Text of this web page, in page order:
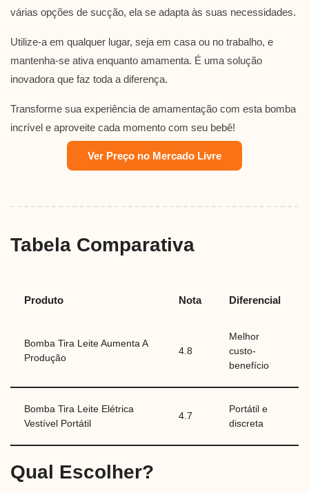
várias opções de sucção, ela se adapta às suas necessidades.
Utilize-a em qualquer lugar, seja em casa ou no trabalho, e
mantenha-se ativa enquanto amamenta. É uma solução
inovadora que faz toda a diferença.
Transforme sua experiência de amamentação com esta bomba
incrível e aproveite cada momento com seu bebê!
Ver Preço no Mercado Livre
Tabela Comparativa
Produto Nota Diferencial
Bomba Tira Leite Aumenta A
Produção
4.8
Melhor
custo-
benefício
Bomba Tira Leite Elétrica
Vestível Portátil
4.7
Portátil e
discreta
Qual Escolher?